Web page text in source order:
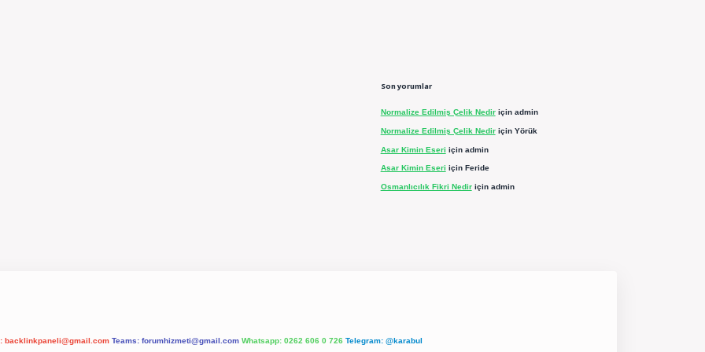
Son yorumlar
Normalize Edilmiş Çelik Nediriçin admin
Normalize Edilmiş Çelik Nediriçin Yörük
Asar Kimin Eseri için admin
Asar Kimin Eseri için Feride
Osmanlıcılık Fikri Nediriçin admin
backlinkpaneli@gmail.com Teams: forumhizmeti@gmail.com Whatsapp: 0262 606 0 726 Telegram: @karabul